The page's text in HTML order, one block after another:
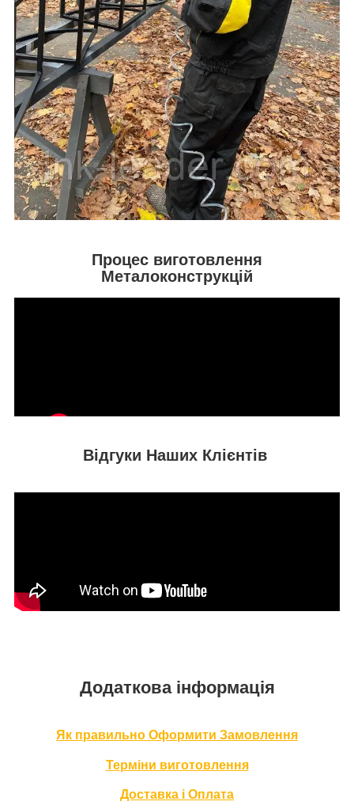
Процес виготовлення
Металоконструкцій
Відгуки Наших Клієнтів
Додаткова інформація
Як правильно Оформити Замовлення
Терміни виготовлення
Доставка і Оплата